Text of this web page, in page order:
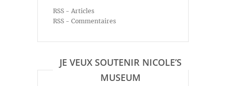
RSS - Articles
RSS - Commentaires
JE VEUX SOUTENIR NICOLE’S
MUSEUM